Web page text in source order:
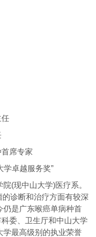
任
席专家
学卓越服务奖”
(现中山大学)医疗系。
诊断和治疗方面有较深
仍是广东喉癌单病种首
委、卫生厅和中山大学
学最高级别的执业荣誉